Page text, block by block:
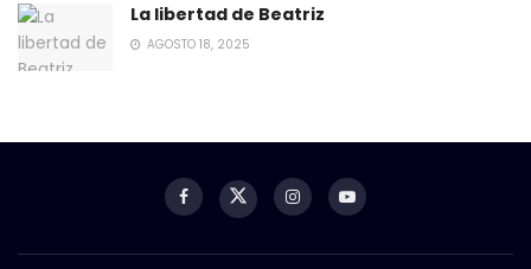
La libertad de Beatriz
AGOSTO 18, 2025